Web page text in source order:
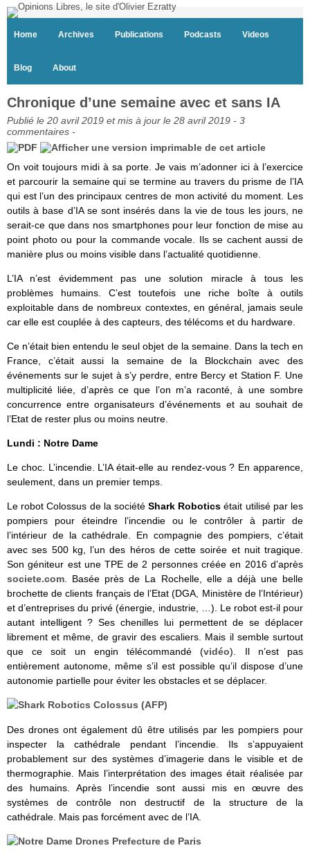
Home Archives Publications Podcasts Videos
Blog About
Chronique d’une semaine avec et sans IA
Publié le 20 avril 2019 et mis à jour le 28 avril 2019 - 3
commentaires -
On voit toujours midi à sa porte. Je vais m’adonner ici à l’exercice
et parcourir la semaine qui se termine au travers du prisme de l’IA
qui est l’un des principaux centres de mon activité du moment. Les
outils à base d’IA se sont insérés dans la vie de tous les jours, ne
serait-ce que dans nos smartphones pour leur fonction de mise au
point photo ou pour la commande vocale. Ils se cachent aussi de
manière plus ou moins visible dans l’actualité quotidienne.
L’IA n’est évidemment pas une solution miracle à tous les
problèmes humains. C’est toutefois une riche boîte à outils
exploitable dans de nombreux contextes, en général, jamais seule
car elle est couplée à des capteurs, des télécoms et du hardware.
Ce n’était bien entendu le seul objet de la semaine. Dans la tech en
France, c’était aussi la semaine de la Blockchain avec des
événements sur le sujet à s’y perdre, entre Bercy et Station F. Une
multiplicité liée, d’après ce que l’on m’a raconté, à une sombre
concurrence entre organisateurs d’événements et au souhait de
l’Etat de rester plus ou moins neutre.
Lundi : Notre Dame
Le choc. L’incendie. L’IA était-elle au rendez-vous ? En apparence,
seulement, dans un premier temps.
Le robot Colossus de la sociétéShark Robotics était utilisé par les
pompiers pour éteindre l’incendie ou le contrôler à partir de
l’intérieur de la cathédrale. En compagnie des pompiers, c’était
avec ses 500 kg, l’un des héros de cette soirée et nuit tragique.
Son géniteur est une TPE de 2 personnes créée en 2016 d’après
societe.com. Basée près de La Rochelle, elle a déjà une belle
brochette de clients français de l’Etat (DGA, Ministère de l’Intérieur)
et d’entreprises du privé (énergie, industrie, …). Le robot est-il pour
autant intelligent ? Ses chenilles lui permettent de se déplacer
librement et même, de gravir des escaliers. Mais il semble surtout
que ce soit un engin télécommandé (vidéo). Il n’est pas
entièrement autonome, même s’il est possible qu’il dispose d’une
autonomie partielle pour éviter les obstacles et se déplacer.
Des drones ont également dû être utilisés par les pompiers pour
inspecter la cathédrale pendant l’incendie. Ils s’appuyaient
probablement sur des systèmes d’imagerie dans le visible et de
thermographie. Mais l’interprétation des images était réalisée par
des humains. Après l’incendie sont aussi mis en œuvre des
systèmes de contrôle non destructif de la structure de la
cathédrale. Mais pas forcément avec de l’IA.